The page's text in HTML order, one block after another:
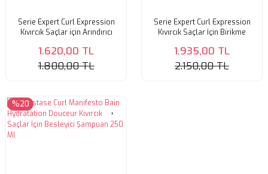
Serie Expert Curl Expression
Kıvırcık Saçlar için Arındırıcı
1.620,00 TL
1.800,00 TL
Serie Expert Curl Expression
Kıvırcık Saçlar İçin Birikme
1.935,00 TL
2.150,00 TL
%20